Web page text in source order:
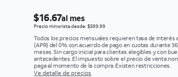
$16.67al mes
Precio minorista desde: $599.99
Todos los precios mensuales requieren tasa de interés
(APR) del 0% con acuerdo de pago en cuotas durante 36
meses. Sin cargo inicial para clientes elegibles y con
antecedentes. El impuesto sobre el precio de venta
paga al momento de la compra. Existen restricciones.
Ve detalle de precios